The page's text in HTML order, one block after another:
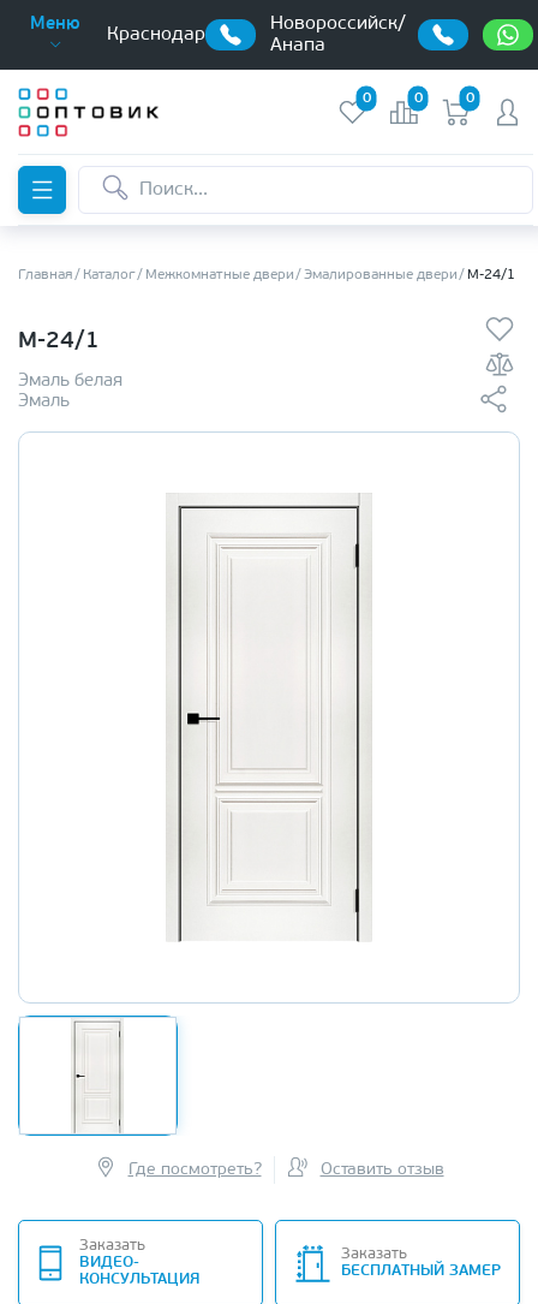
Меню
Краснодар
Новороссийск/
Анапа
0 0 0
Главная Каталог Межкомнатные двери Эмалированные двери М-24/1
М-24/1
Эмаль белая
Эмаль
Где посмотреть? Оставить отзыв
Заказать
ВИДЕО-
КОНСУЛЬТАЦИЯ
Заказать
БЕСПЛАТНЫЙ ЗАМЕР